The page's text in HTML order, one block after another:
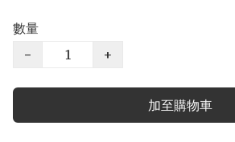
數量
−
+
加至購物車